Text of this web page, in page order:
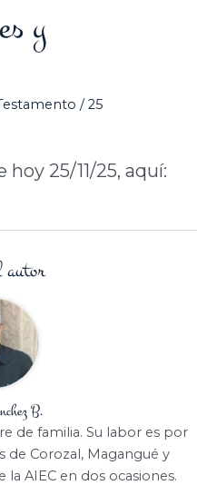
y
/25
hoy 25/11/25, aquí:
autor
B.
de familia. Su labor es por
de Corozal, Magangué y
la AIEC en dos ocasiones.